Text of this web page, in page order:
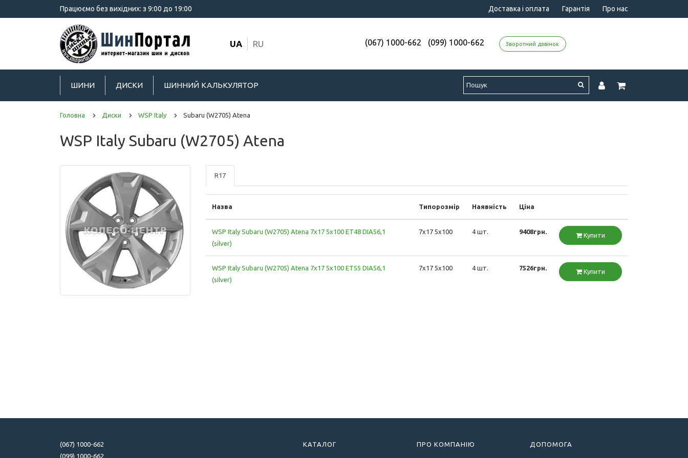
Працюємо без вихідних: з 9:00 до 19:00 Доставка і оплата Гарантія Про нас
UA RU (067) 1000-662 (099) 1000-662 Зворотний дзвінок
ШИНИ ДИСКИ ШИННИЙ КАЛЬКУЛЯТОР
Головна Диски WSP Italy Subaru (W2705) Atena
WSP Italy Subaru (W2705) Atena
R17
Назва Типорозмір Наявність Ціна
WSP Italy Subaru (W2705) Atena 7x17 5x100 ET48 DIA56,1
(silver)
7x17 5x100 4 шт. 9408грн. Купити
WSP Italy Subaru (W2705) Atena 7x17 5x100 ET55 DIA56,1
(silver)
7x17 5x100 4 шт. 7526грн. Купити
(067) 1000-662
(099) 1000-662
КАТАЛОГ ПРО КОМПАНІЮ ДОПОМОГА